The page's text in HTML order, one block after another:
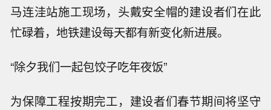
马连洼站施工现场，头戴安全帽的建设者们在此
忙碌着，地铁建设每天都有新变化新进展。
“除夕我们一起包饺子吃年夜饭”
为保障工程按期完工，建设者们春节期间将坚守